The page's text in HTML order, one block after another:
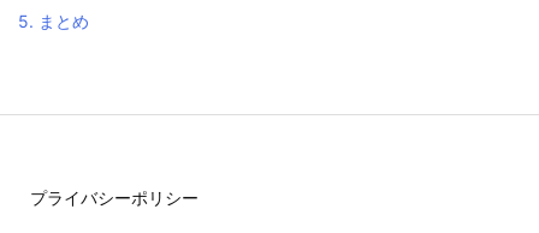
5. まとめ
プライバシーポリシー